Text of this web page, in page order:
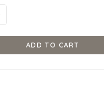
ADD TO CART